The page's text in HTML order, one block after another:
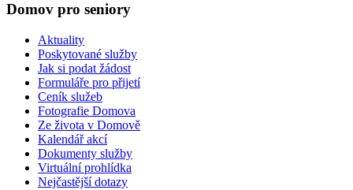
Domov pro seniory
Aktuality
Poskytované služby
Jak si podat žádost
Formuláře pro přijetí
Ceník služeb
Fotografie Domova
Ze života v Domově
Kalendář akcí
Dokumenty služby
Virtuální prohlídka
Nejčastější dotazy